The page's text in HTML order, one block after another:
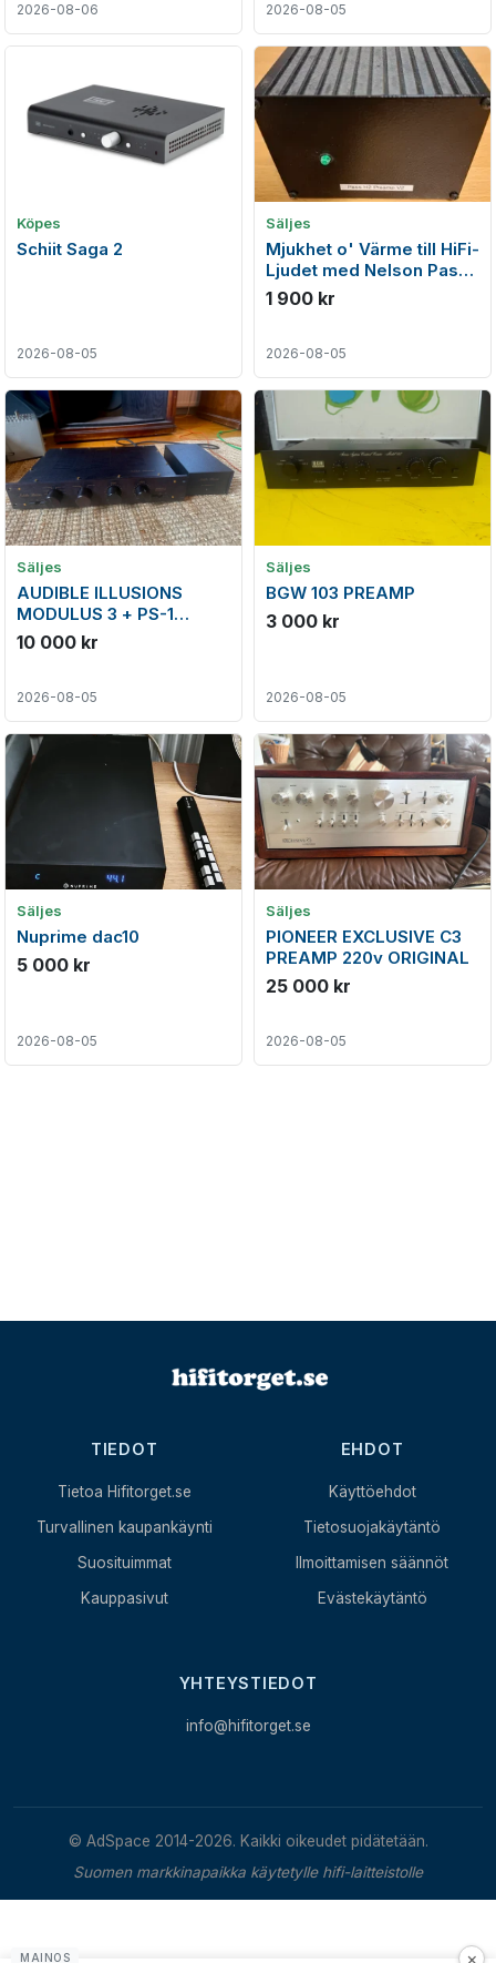
2026-08-06 2026-08-05
Köpes
Schiit Saga 2
2026-08-05
Säljes
Mjukhet o' Värme till HiFi-
Ljudet med Nelson Pass
H2 Harmonic Generator.
1 900 kr
2026-08-05
Säljes
AUDIBLE ILLUSIONS
MODULUS 3 + PS-1
power
10 000 kr
2026-08-05
Säljes
BGW 103 PREAMP
3 000 kr
2026-08-05
Säljes
Nuprime dac10
5 000 kr
2026-08-05
Säljes
PIONEER EXCLUSIVE C3
PREAMP 220v ORIGINAL
25 000 kr
2026-08-05
TIEDOT
Tietoa Hifitorget.se
Turvallinen kaupankäynti
Suosituimmat
Kauppasivut
EHDOT
Käyttöehdot
Tietosuojakäytäntö
Ilmoittamisen säännöt
Evästekäytäntö
YHTEYSTIEDOT
info@hifitorget.se
© AdSpace 2014-2026. Kaikki oikeudet pidätetään.
Suomen markkinapaikka käytetylle hifi-laitteistolle
×